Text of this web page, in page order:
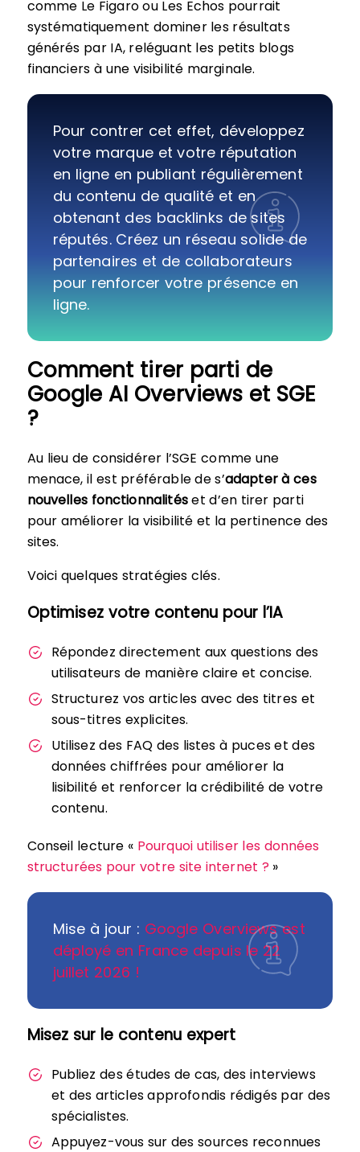
comme Le Figaro ou Les Echos pourrait
systématiquement dominer les résultats
générés par IA, reléguant les petits blogs
financiers à une visibilité marginale.
Pour contrer cet effet, développez
votre marque et votre réputation
en ligne en publiant régulièrement
du contenu de qualité et en
obtenant des backlinks de sites
réputés. Créez un réseau solide de
partenaires et de collaborateurs
pour renforcer votre présence en
ligne.
Comment tirer parti de
Google AI Overviews et SGE
?
Au lieu de considérer l’SGE comme une
menace, il est préférable de s’adapter à ces
nouvelles fonctionnalitéset d’en tirer parti
pour améliorer la visibilité et la pertinence des
sites.
Voici quelques stratégies clés.
Optimisez votre contenu pour l’IA
Répondez directement aux questions des
utilisateurs de manière claire et concise.
Structurez vos articles avec des titres et
sous-titres explicites.
Utilisez des FAQ des listes à puces et des
données chiffrées pour améliorer la
lisibilité et renforcer la crédibilité de votre
contenu.
Conseil lecture « Pourquoi utiliser les données
structurées pour votre site internet ? »
Mise à jour : Google Overviews est
déployé en France depuis le 22
juillet 2026 !
Misez sur le contenu expert
Publiez des études de cas, des interviews
et des articles approfondis rédigés par des
spécialistes.
Appuyez-vous sur des sources reconnues